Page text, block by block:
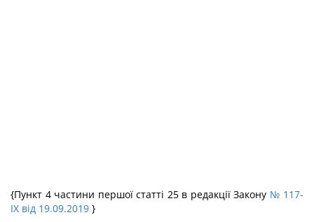
{Пункт 4 частини першої статті 25 в редакції Закону № 117-
IX від 19.09.2019 }